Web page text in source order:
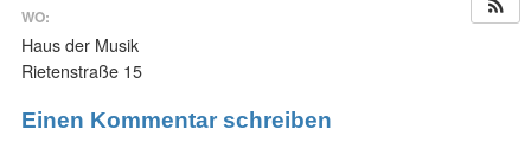
WO:
Haus der Musik
Rietenstraße 15
Einen Kommentar schreiben